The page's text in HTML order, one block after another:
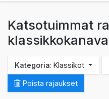
Katsotuimmat
Kategoria: Klassikot
Poista rajaukset